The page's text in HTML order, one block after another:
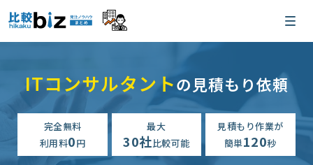
ITコンサルタントの見積もり依頼
完全無料
利用料0円
最大
30社比較可能
見積もり作業が
簡単120秒